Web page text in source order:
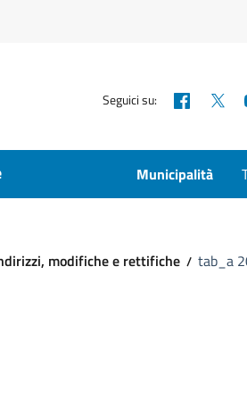
Seguici su:
Municipalità
modifiche e rettifiche tab_a